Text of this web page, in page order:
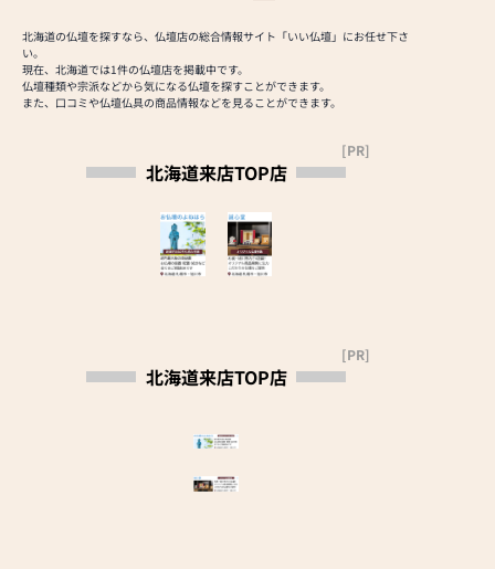
とに途方にくれてしま
います。
「よねはら」では、そ
していただけるお店を
【取扱い】金仏壇、唐
木仏壇、家具調仏壇、
00（11月〜3月）10：
北海道の仏壇を探すなら、仏壇店の総合情報サイト「いい仏壇」にお任せ下さ
い。
現在、北海道では1件の仏壇店を掲載中です。
仏壇種類や宗派などから気になる仏壇を探すことができます。
また、口コミや仏壇仏具の商品情報などを見ることができます。
北海道来店TOP店
[PR]
北海道来店TOP店
[PR]